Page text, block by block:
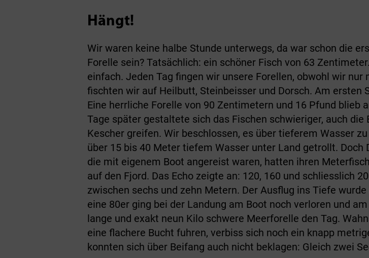
Hängt!
Wir waren keine halbe Stunde unterwegs, da war schon die
Forelle sein? Tatsächlich: ein schöner Fisch von 63
einfach. Jeden Tag fingen wir unsere Forellen, obwohl wir
fischten wir auf Heilbutt, Steinbeisser und Dorsch. Am
Eine herrliche Forelle von 90 Zentimetern und 16 Pfund blieb
Tage später gestaltete sich das Fischen schwieriger, auch
Kescher greifen. Wir beschlossen, es über tieferem Wasser
über 15 bis 40 Meter tiefem Wasser unter Land getrollt. Doch
die mit eigenem Boot angereist waren, hatten ihren
auf den Fjord. Das Echo zeigte an: 120, 160 und schliesslich
zwischen sechs und zehn Metern. Der Ausflug ins Tiefe
eine 80er ging bei der Landung am Boot noch verloren und
lange und exakt neun Kilo schwere Meerforelle den Tag.
eine flachere Bucht fuhren, verbiss sich noch ein knapp
konnten sich über Beifang auch nicht beklagen: Gleich zwei